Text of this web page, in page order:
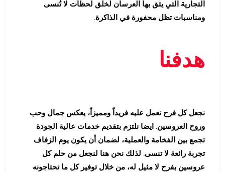
التجارية التي يثق بها العرسان لخلق لحظات لا تُنسى
ومناسبات تظل محفورة في الذاكرة.
هدفنا
نجعل كل فرح نعمل عليه فريداً ومميزاً، يعكس جمال وحب
وروح العروسين. ايضا نلتزم بتقديم خدمات عالية الجودة
تجمع بين الفخامة والعملية، لضمان أن يكون يوم الزفاف
تجربة رائعة لا تنسى. لذلك نحن هنا لنجعل من حلم كل
عروسين بفرح لا مثيل له، من خلال توفير كل ما تحتاجونه